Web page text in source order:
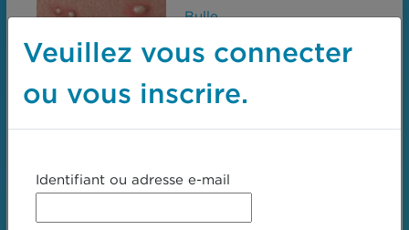
Bulle
la vitropression
Érythème
Érythrodermie
Télangiectasie
Veuillez vous connecter
ou vous inscrire.
Identifiant ou adresse e-mail